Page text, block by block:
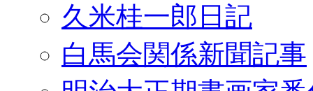
久米桂一郎日記
白馬会関係新聞記事